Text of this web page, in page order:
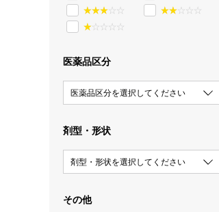
医薬品区分
医薬品区分を選択してください
剤型・形状
剤型・形状を選択してください
その他